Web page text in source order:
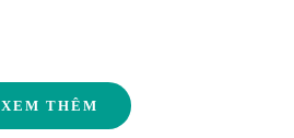
XEM THÊM